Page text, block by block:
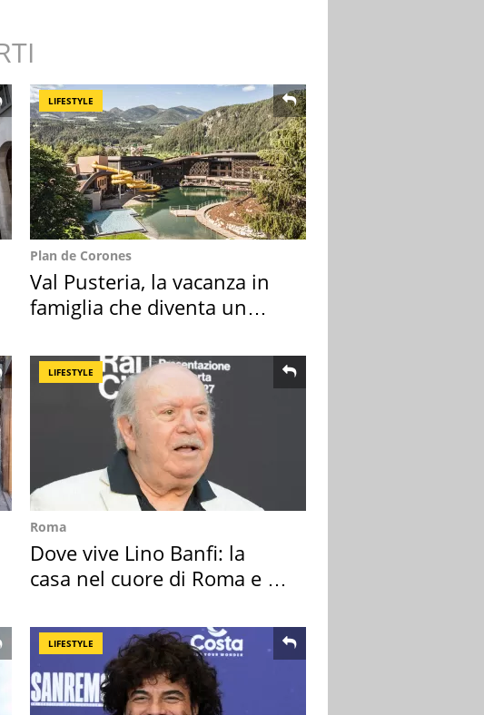
LIFESTYLE
Plan de Corones
Val Pusteria, la vacanza in
famiglia che diventa un
LIFESTYLE
Roma
Dove vive Lino Banfi: la
casa nel cuore di Roma e i
LIFESTYLE